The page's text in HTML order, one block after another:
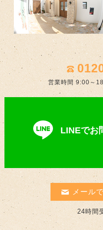
営業時間 9:00～
LINEでお
メール
24時間